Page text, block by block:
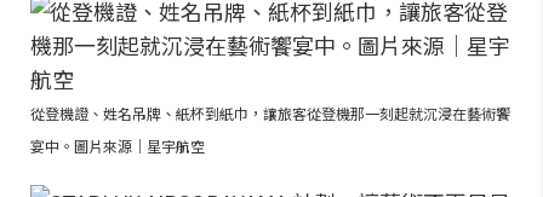
從登機證、姓名吊牌、紙杯到紙巾，讓旅客從登機那一刻起就沉浸在藝術饗
宴中。圖片來源｜星宇航空